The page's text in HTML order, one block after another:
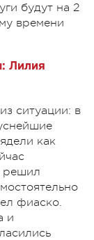
будут на 2
времени
Лилия
ситуации: в
как
решил
фиаско.
и